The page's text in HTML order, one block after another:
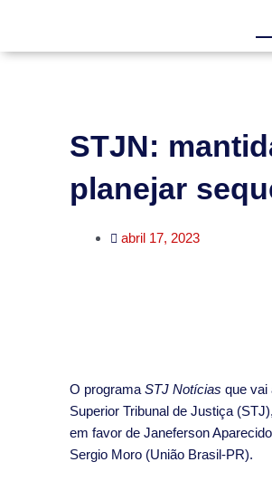
STJN:
planejar
abril 17, 2023
O programa STJ Notícias que vai
Superior Tribunal de Justiça
em favor de Janeferson
Sergio Moro (União Brasil-PR).